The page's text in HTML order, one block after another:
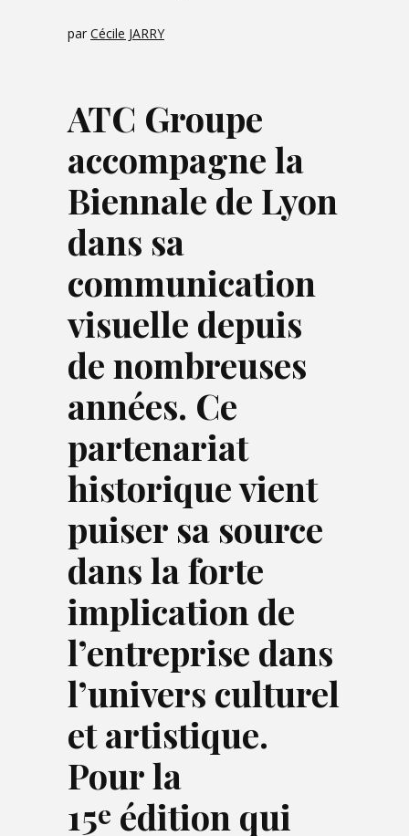
par Cécile JARRY
ATC Groupe
accompagne la
Biennale de Lyon
dans sa
communication
visuelle depuis
de nombreuses
années. Ce
partenariat
historique vient
puiser sa source
dans la forte
implication de
l’entreprise dans
l’univers culturel
et artistique.
Pour la
15e édition qui